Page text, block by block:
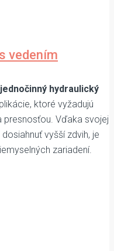
vedením
jednočinný hydraulický
ktoré vyžadujú
presnosťou. Vďaka svojej
vyšší zdvih, je
zariadení.